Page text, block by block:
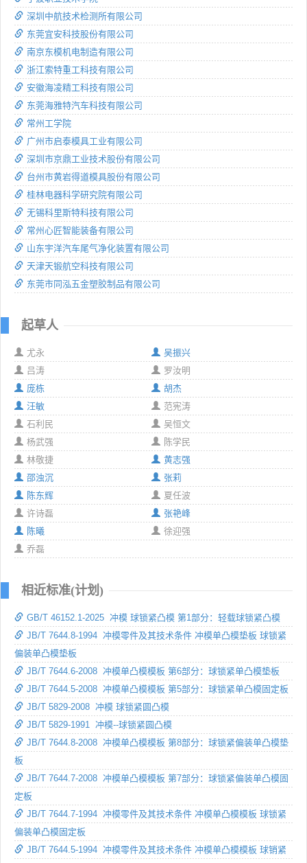
深圳中航技术检测所有限公司
东莞宜安科技股份有限公司
南京东模机电制造有限公司
浙江索特重工科技有限公司
安徽海凌精工科技有限公司
东莞海雅特汽车科技有限公司
常州工学院
广州市启泰模具工业有限公司
深圳市京鼎工业技术股份有限公司
台州市黄岩得道模具股份有限公司
桂林电器科学研究院有限公司
无锡科里斯特科技有限公司
常州心匠智能装备有限公司
山东宇洋汽车尾气净化装置有限公司
天津天锻航空科技有限公司
东莞市同泓五金塑胶制品有限公司
起草人
尤永
吴振兴
吕涛
罗汝明
庞栋
胡杰
汪敏
范宪涛
石利民
吴恒文
杨武强
陈学民
林敬捷
黄志强
邵浊沉
张莉
陈东辉
夏任波
许诗磊
张艳峰
陈曦
徐迎强
乔磊
相近标准(计划)
GB/T 46152.1-2025 冲模 球锁紧凸模 第1部分：轻载球锁紧凸模
JB/T 7644.8-1994 冲模零件及其技术条件 冲模单凸模垫板 球锁紧
偏装单凸模垫板
JB/T 7644.6-2008 冲模单凸模模板 第6部分：球锁紧单凸模垫板
JB/T 7644.5-2008 冲模单凸模模板 第5部分：球锁紧单凸模固定板
JB/T 5829-2008 冲模 球锁紧圆凸模
JB/T 5829-1991 冲模--球锁紧圆凸模
JB/T 7644.8-2008 冲模单凸模模板 第8部分：球锁紧偏装单凸模垫
板
JB/T 7644.7-2008 冲模单凸模模板 第7部分：球锁紧偏装单凸模固
定板
JB/T 7644.7-1994 冲模零件及其技术条件 冲模单凸模模板 球锁紧
偏装单凸模固定板
JB/T 7644.5-1994 冲模零件及其技术条件 冲模单凸模模板 球销紧